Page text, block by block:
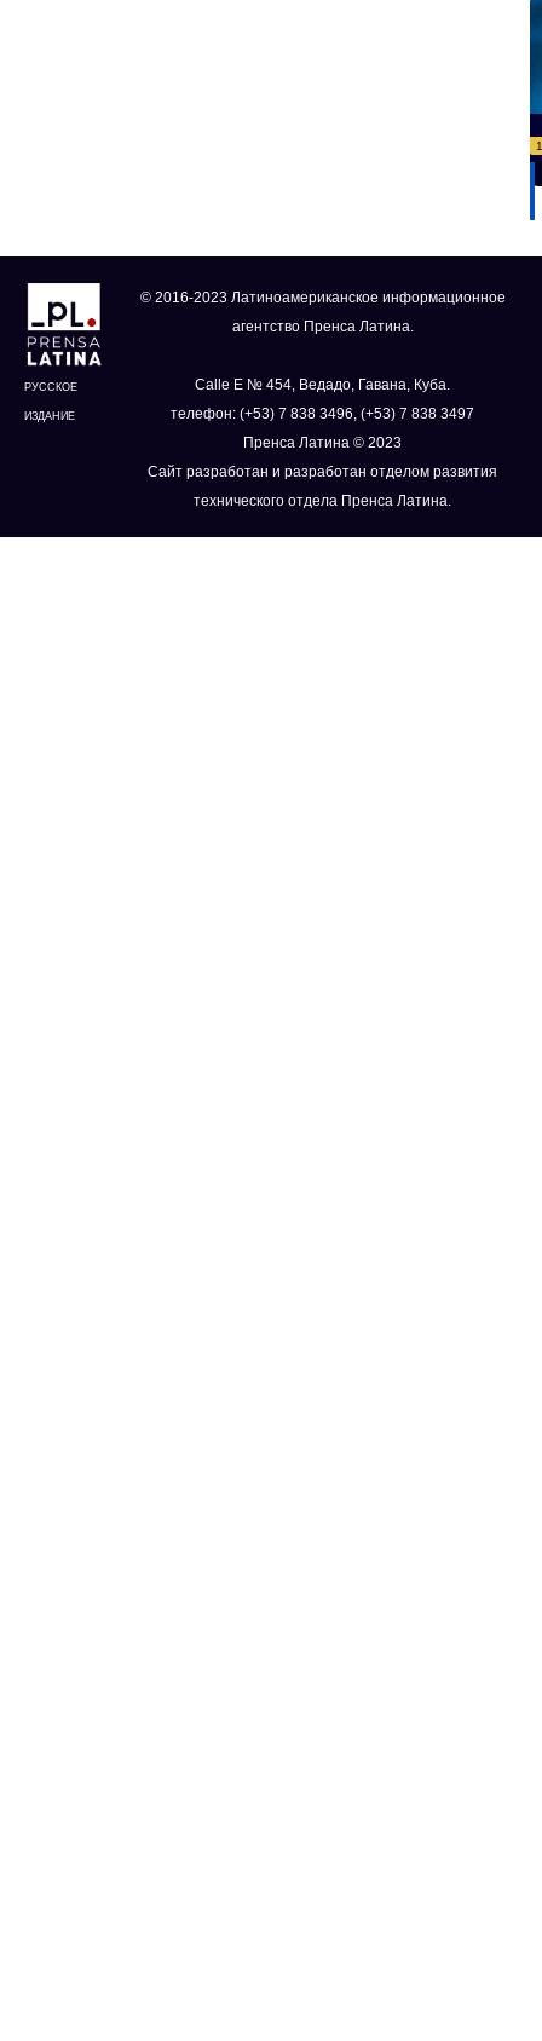
РУССКОЕ
ИЗДАНИЕ
© 2016-2023 Латиноамериканское информационное
агентство Пренса Латина.
Calle E № 454, Ведадо, Гавана, Куба.
телефон: (+53) 7 838 3496, (+53) 7 838 3497
Пренса Латина © 2023
Сайт разработан и разработан отделом развития
технического отдела Пренса Латина.